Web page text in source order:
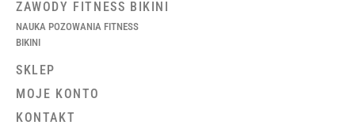
ZAWODY FITNESS BIKINI
NAUKA POZOWANIA FITNESS
BIKINI
SKLEP
MOJE KONTO
KONTAKT